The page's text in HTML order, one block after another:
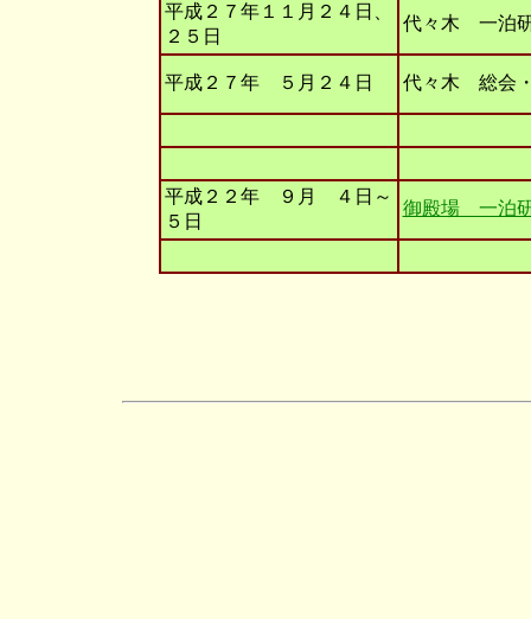
平成２７年１１月２４日、
２５日
代々木 一泊
平成２７年 ５月２４日 代々木 総会
平成２２年 ９月 ４日～
５日
御殿場 一泊